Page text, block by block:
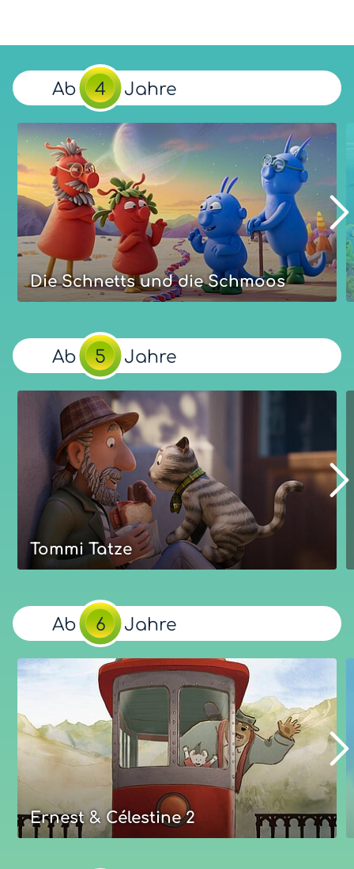
Datenschutzerklärung
Ab 4 Jahre
Die Schnetts und die Schmoos
Die Schmoos sind abscheulich, die Schnetts scheußlich.
Das haben die kleine Schnett Grete und der Schmoo
Bernd so von ihren Eltern und Großeltern gelernt. Dann
treffen sie sich eines Tages im Wald.
Unsere Bewertung
Eure Bewertung
Optimal: ab 4 Jahre
Mehr zum Film
Ab 5 Jahre
Tommi Tatze
Straßenmusiker Fred und Kater Tommi sind
unzertrennlich. Bis Fred eines Tages nach einem
Unglück im Krankenhaus landet und Tommi ihn nicht
mehr finden kann. Bald findet Tommi ein neues
schönes Zuhause. Aber weiterhin vermisst er Fred sehr.
Unsere Bewertung
Eure Bewertung
Optimal: ab 5 Jahre
Mehr zum Film
Ab 6 Jahre
Ernest & Célestine 2